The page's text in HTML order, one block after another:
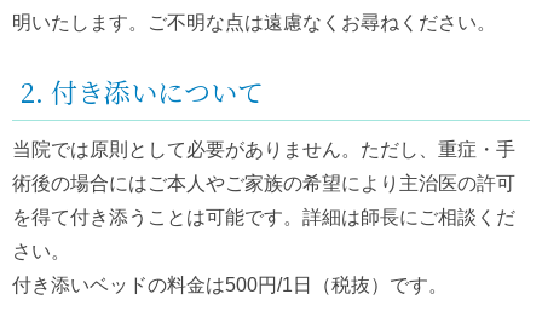
明いたします。ご不明な点は遠慮なくお尋ねください。
2. 付き添いについて
当院では原則として必要がありません。ただし、重症・手
術後の場合にはご本人やご家族の希望により主治医の許可
を得て付き添うことは可能です。詳細は師長にご相談くだ
さい。
付き添いベッドの料金は500円/1日（税抜）です。